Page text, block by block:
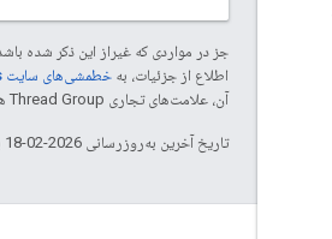
جز در مواردی که غیراز این ذکر شده
اطلاع از جزئیات، به خطمشی‌های سایت Google Developers‏
آن، علامت‌های تجاری Thread Group هستند و تحت پروانه استفاده می‌شوند.
تاریخ آخرین به‌روزرسانی 2026-02-18 به‌وقت ساعت هماهنگ جهانی.